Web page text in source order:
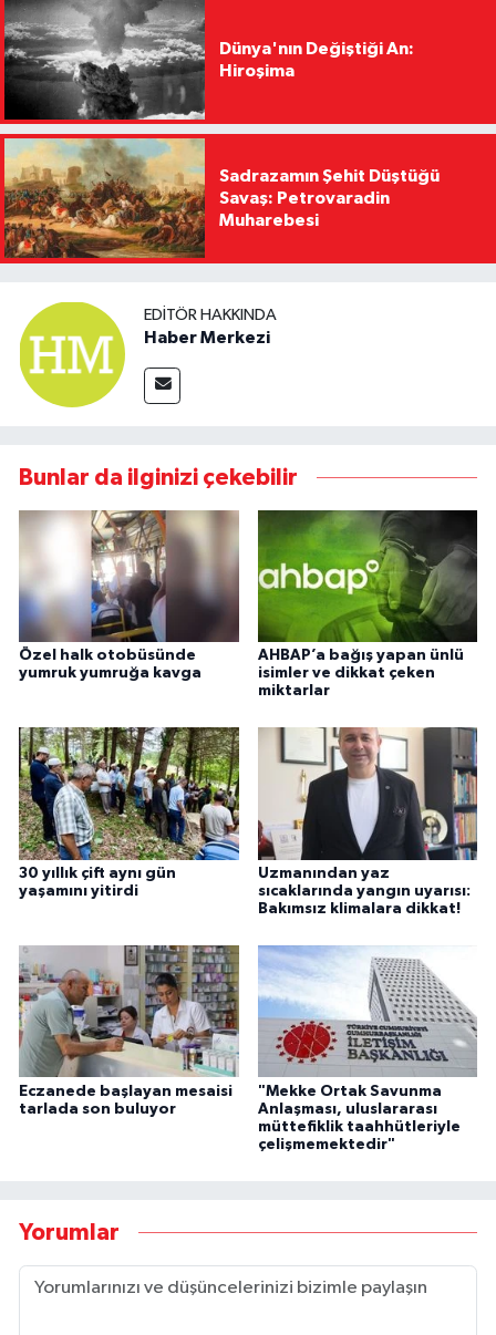
Dünya'nın Değiştiği An:
Hiroşima
Sadrazamın Şehit Düştüğü
Savaş: Petrovaradin
Muharebesi
EDITÖR HAKKINDA
Haber Merkezi
Bunlar da ilginizi çekebilir
Özel halk otobüsünde
yumruk yumruğa kavga
AHBAP’a bağış yapan ünlü
isimler ve dikkat çeken
miktarlar
30 yıllık çift aynı gün
yaşamını yitirdi
Uzmanından yaz
sıcaklarında yangın uyarısı:
Bakımsız klimalara dikkat!
Eczanede başlayan mesaisi
tarlada son buluyor
"Mekke Ortak Savunma
Anlaşması, uluslararası
müttefiklik taahhütleriyle
çelişmemektedir"
Yorumlar